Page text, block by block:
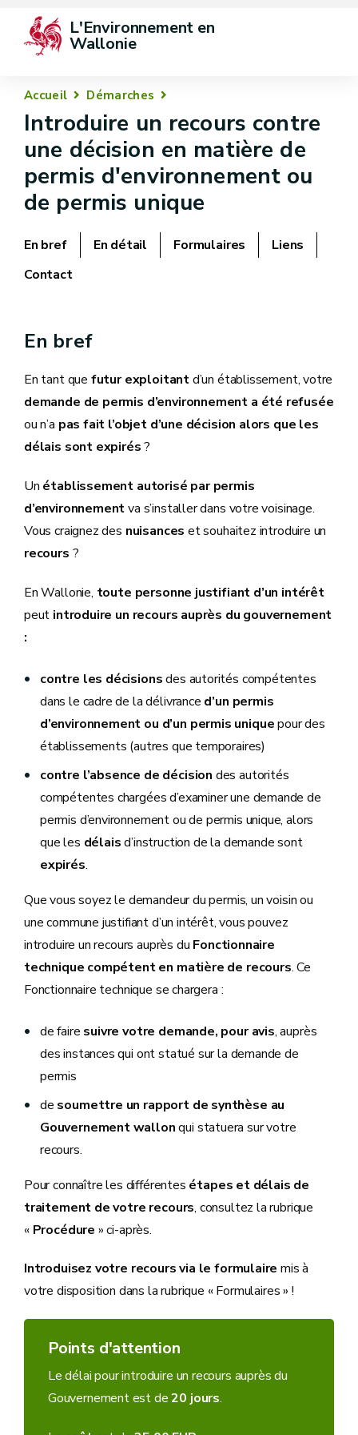
L'Environnement en
Wallonie
Accueil Démarches
Introduire un recours contre
une décision en matière de
permis d'environnement ou
de permis unique
En bref En détail Formulaires
Liens
Contact
En bref
En tant que futur exploitantd’un établissement, votre
demande de permis d’environnement a été refusée
ou n’a pas fait l’objet d’une décision alors que les
délais sont expirés?
Un établissement autorisé par permis
d’environnementva s’installer dans votre voisinage.
Vous craignez des nuisances et souhaitez introduire un
recours ?
En Wallonie, toute personne justifiant d’un intérêt
peut introduire un recours auprès du gouvernement
:
contre les décisionsdes autorités compétentes
dans le cadre de la délivrance d’un permis
d’environnement ou d’un permis uniquepour des
établissements (autres que temporaires)
contre l’absence de décision des autorités
compétentes chargées d’examiner une demande de
permis d’environnement ou de permis unique, alors
que les délaisd’instruction de la demande sont
expirés.
Que vous soyez le demandeur du permis, un voisin ou
une commune justifiant d’un intérêt, vous pouvez
introduire un recours auprès du Fonctionnaire
technique compétent en matière de recours. Ce
Fonctionnaire technique se chargera :
de faire suivre votre demande, pour avis, auprès
des instances qui ont statué sur la demande de
permis
de soumettre un rapport de synthèse au
Gouvernement wallonqui statuera sur votre
recours.
Pour connaître les différentes étapes et délais de
traitement de votre recours, consultez la rubrique
« Procédure » ci-après.
Introduisez votre recours via le formulaire mis à
votre disposition dans la rubrique « Formulaires » !
Points d'attention
Le délai pour introduire un recours auprès du
Gouvernement est de20 jours.